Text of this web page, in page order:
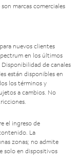
marcas comerciales
nuevos clientes
en los últimos
de canales
están disponibles en
los términos y
a cambios. No
el ingreso de
La
zonas; no admite
solo en dispositivos